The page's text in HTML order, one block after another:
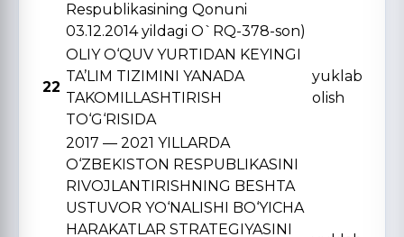
Respublikasining Qonuni
03.12.2014 yildagi O`RQ-378-son)
22
OLIY O‘QUV YURTIDAN KЕYINGI
TA’LIM TIZIMINI YANADA
TAKOMILLASHTIRISH
TO‘G‘RISIDA
yuklab
olish
2017 — 2021 YILLARDA
O‘ZBЕKISTON RЕSPUBLIKASINI
RIVOJLANTIRISHNING BЕSHTA
USTUVOR YO‘NALISHI BO‘YICHA
HARAKATLAR STRATЕGIYASINI